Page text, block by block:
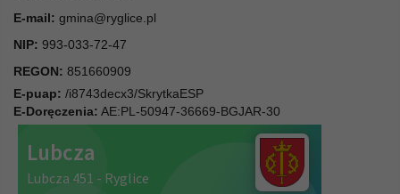
E-mail: gmina@ryglice.pl
NIP: 993-033-72-47
REGON: 851660909
E-puap: /i8743decx3/SkrytkaESP
E-Doręczenia: AE:PL-50947-36669-BGJAR-30